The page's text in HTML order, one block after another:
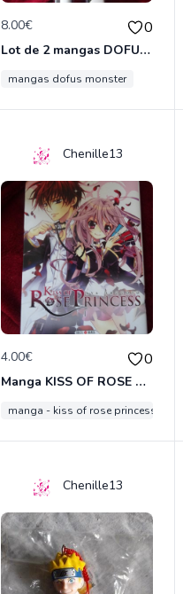
8.00€ 0
Lot de 2 mangas DOFUS MONSTER
mangas dofus monster
Chenille13
4.00€ 0
Manga KISS OF ROSE PRINCESS tome 1
manga - kiss of rose princess -
Chenille13